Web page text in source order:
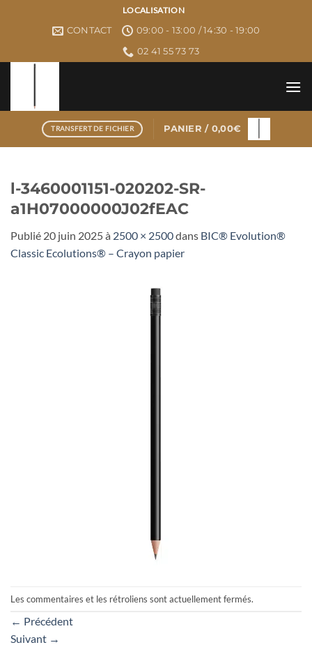
LOCALISATION
CONTACT
09:00 - 13:00 / 14:30 - 19:00
02 41 55 73 73
TRANSFERT DE FICHIER PANIER / 0,00€
l-3460001151-020202-SR-
a1H07000000J02fEAC
Publié 20 juin 2025à 2500 × 2500dans BIC® Evolution®
Classic Ecolutions® – Crayon papier
Les commentaires et les rétroliens sont actuellement fermés.
← Précédent
Suivant →